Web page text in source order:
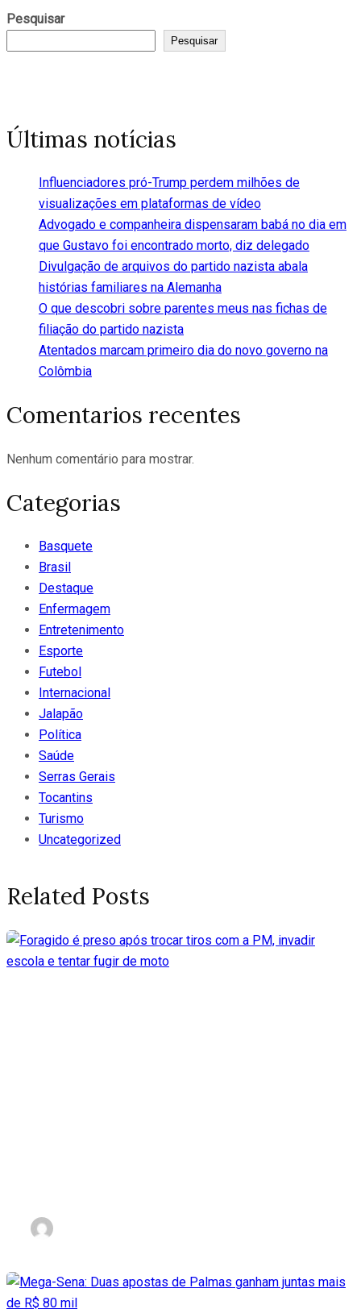
Pesquisar
Pesquisar
Últimas notícias
Influenciadores pró-Trump perdem milhões de
visualizações em plataformas de vídeo
Advogado e companheira dispensaram babá no dia em
que Gustavo foi encontrado morto, diz delegado
Divulgação de arquivos do partido nazista abala
histórias familiares na Alemanha
O que descobri sobre parentes meus nas fichas de
filiação do partido nazista
Atentados marcam primeiro dia do novo governo na
Colômbia
Comentarios recentes
Nenhum comentário para mostrar.
Categorias
Basquete
Brasil
Destaque
Enfermagem
Entretenimento
Esporte
Futebol
Internacional
Jalapão
Política
Saúde
Serras Gerais
Tocantins
Turismo
Uncategorized
Related Posts